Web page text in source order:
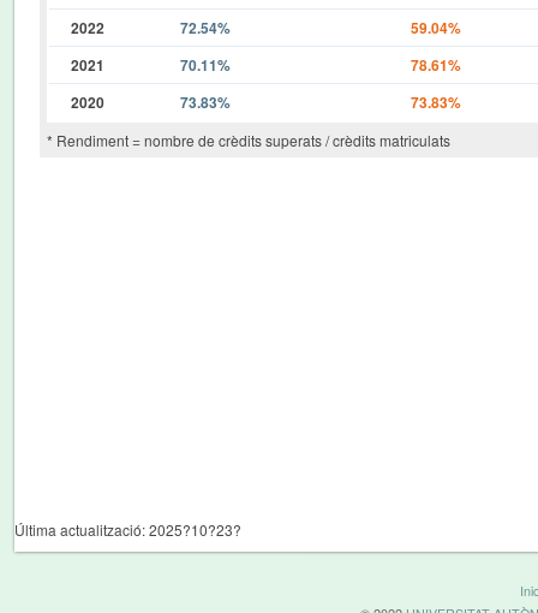
2022
72.54%
59.04%
2021
70.11%
78.61%
2020
73.83% 73.83%
* Rendiment = nombre de crèdits superats / crèdits matriculats
Última actualització: 2025?10?23?